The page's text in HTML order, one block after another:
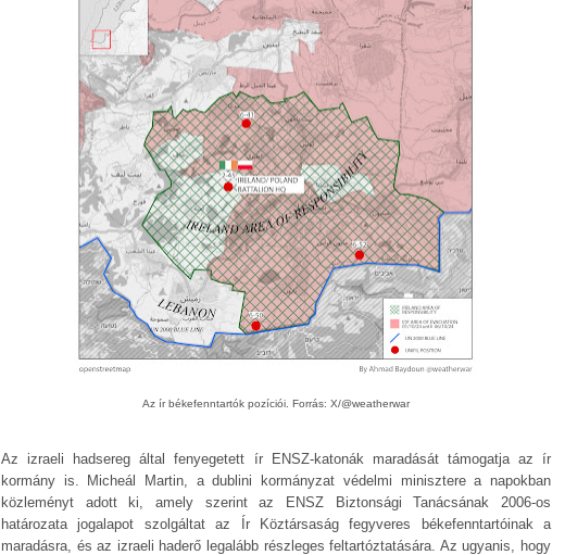
Az ír békefenntartók pozíciói. Forrás: X/@weatherwar
Az izraeli hadsereg által fenyegetett ír ENSZ-katonák maradását támogatja az ír
kormány is. Micheál Martin, a dublini kormányzat védelmi minisztere a napokban
közleményt adott ki, amely szerint az ENSZ Biztonsági Tanácsának 2006-os
határozata jogalapot szolgáltat az Ír Köztársaság fegyveres békefenntartóinak a
maradásra, és az izraeli haderő legalább részleges feltartóztatására. Az ugyanis, hogy